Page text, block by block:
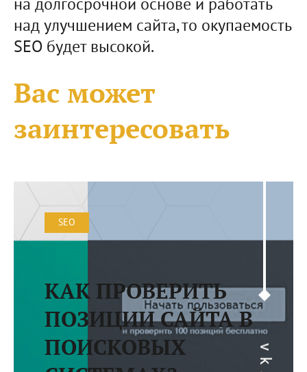
на долгосрочной основе и работать
над улучшением сайта, то окупаемость
SEO будет высокой.
Вас может
заинтересовать
SEO
КАК ПРОВЕРИТЬ
ПОЗИЦИИ САЙТА В
ПОИСКОВЫХ